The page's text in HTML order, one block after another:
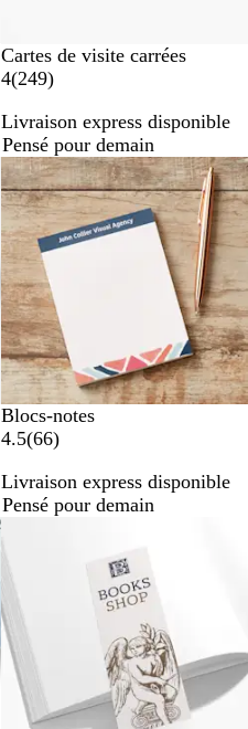
Cartes de visite carrées
4(249a
i
s
)
Livraison express disponible
Pensé pour demain
Nouvelles options
Blocs-notes
4.5(66a
i
s
)
Livraison express disponible
Pensé pour demain